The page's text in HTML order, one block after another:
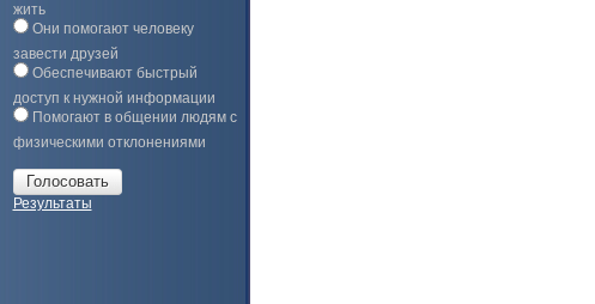
жить
Они помогают человеку
завести друзей
Обеспечивают быстрый
доступ к нужной информации
Помогают в общении людям с
физическими отклонениями
Результаты